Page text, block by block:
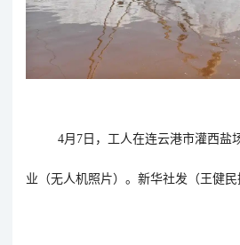
4月7日，工人在连云港市灌西盐
业（无人机照片）。新华社发（王健民